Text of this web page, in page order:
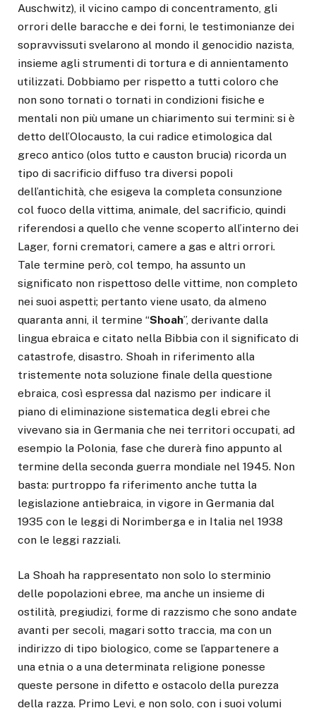
Auschwitz), il vicino campo di concentramento, gli
orrori delle baracche e dei forni, le testimonianze dei
sopravvissuti svelarono al mondo il genocidio nazista,
insieme agli strumenti di tortura e di annientamento
utilizzati. Dobbiamo per rispetto a tutti coloro che
non sono tornati o tornati in condizioni fisiche e
mentali non più umane un chiarimento sui termini: si è
detto dell’Olocausto, la cui radice etimologica dal
greco antico (olos tutto e causton brucia) ricorda un
tipo di sacrificio diffuso tra diversi popoli
dell’antichità, che esigeva la completa consunzione
col fuoco della vittima, animale, del sacrificio, quindi
riferendosi a quello che venne scoperto all’interno dei
Lager, forni crematori, camere a gas e altri orrori.
Tale termine però, col tempo, ha assunto un
significato non rispettoso delle vittime, non completo
nei suoi aspetti; pertanto viene usato, da almeno
quaranta anni, il termine “Shoah”, derivante dalla
lingua ebraica e citato nella Bibbia con il significato di
catastrofe, disastro. Shoah in riferimento alla
tristemente nota soluzione finale della questione
ebraica, così espressa dal nazismo per indicare il
piano di eliminazione sistematica degli ebrei che
vivevano sia in Germania che nei territori occupati, ad
esempio la Polonia, fase che durerà fino appunto al
termine della seconda guerra mondiale nel 1945. Non
basta: purtroppo fa riferimento anche tutta la
legislazione antiebraica, in vigore in Germania dal
1935 con le leggi di Norimberga e in Italia nel 1938
con le leggi razziali.
La Shoah ha rappresentato non solo lo sterminio
delle popolazioni ebree, ma anche un insieme di
ostilità, pregiudizi, forme di razzismo che sono andate
avanti per secoli, magari sotto traccia, ma con un
indirizzo di tipo biologico, come se l’appartenere a
una etnia o a una determinata religione ponesse
queste persone in difetto e ostacolo della purezza
della razza. Primo Levi, e non solo, con i suoi volumi